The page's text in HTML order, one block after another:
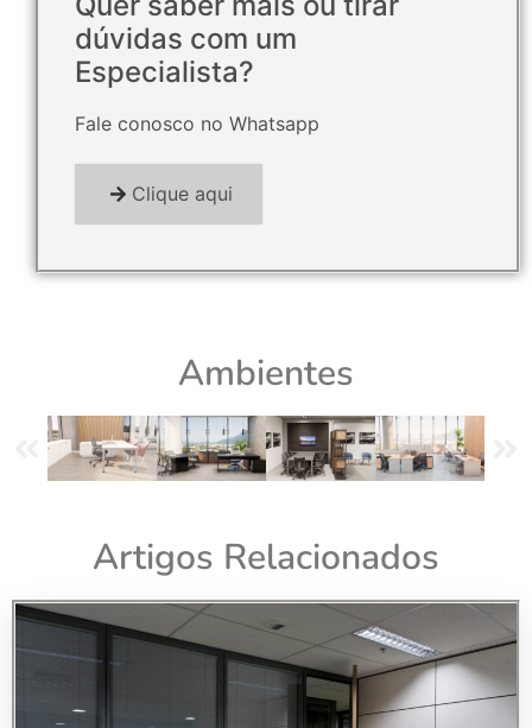
dúvidas com um
Especialista?
Fale conosco no Whatsapp
Clique aqui
Ambientes
Artigos Relacionados